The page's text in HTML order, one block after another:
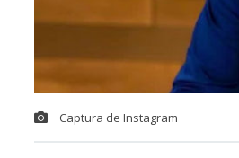
Captura de Instagram